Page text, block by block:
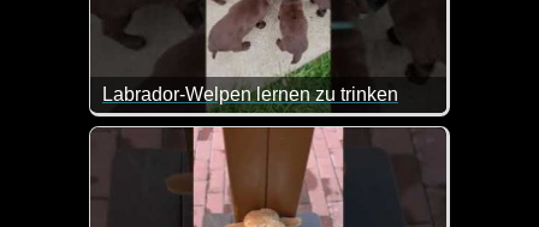
Labrador-Welpen lernen zu trinken
Sind diese Welpen nicht zuckersüß?